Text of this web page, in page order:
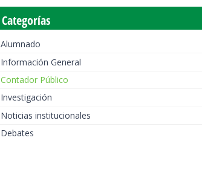
Categorías
Alumnado
Información General
Contador Público
Investigación
Noticias institucionales
Debates